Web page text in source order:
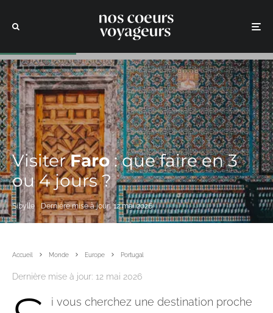
VisiterFaro: que faire en 3
ou 4 jours ?
Sibylle Dernière mise à jour: 12 mai 2026
Accueil Monde Europe Portugal
Dernière mise à jour: 12 mai 2026
i vous cherchez une destination proche